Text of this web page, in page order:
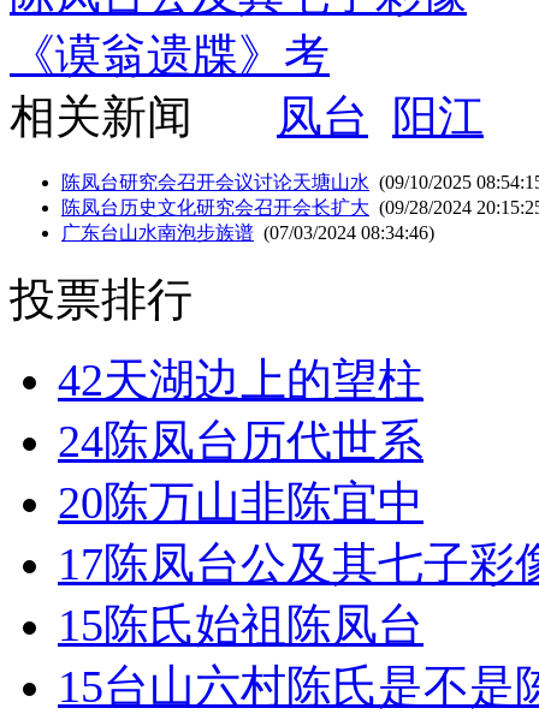
《谟翁遗牒》考
相关新闻
凤台 阳江
陈凤台研究会召开会议讨论天塘山水 (09/10/2025
陈凤台历史文化研究会召开会长扩大 (09/28/2024
广东台山水南泡步族谱 (07/03/2024 08:34:46)
投票排行
42天湖边上的望柱
24陈凤台历代世系
20陈万山非陈宜中
17陈凤台公及其七子彩
15陈氏始祖陈凤台
15台山六村陈氏是不是